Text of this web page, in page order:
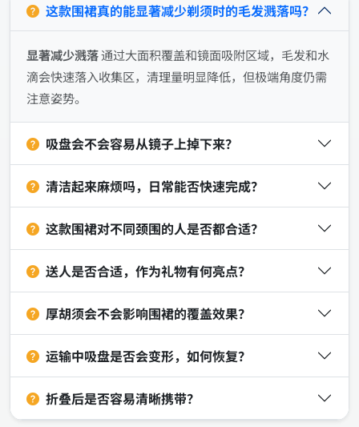
这款围裙真的能显著减少剃须时的毛发溅落吗？
显著减少溅落通过大面积覆盖和镜面吸附区域，毛发和水
滴会快速落入收集区，清理量明显降低，但极端角度仍需
注意姿势。
吸盘会不会容易从镜子上掉下来？
清洁起来麻烦吗，日常能否快速完成？
这款围裙对不同颈围的人是否都合适？
送人是否合适，作为礼物有何亮点？
厚胡须会不会影响围裙的覆盖效果？
运输中吸盘是否会变形，如何恢复？
折叠后是否容易清晰携带？